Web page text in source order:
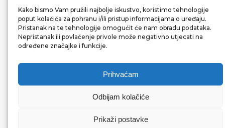
Kako bismo Vam pružili najbolje iskustvo, koristimo tehnologije
poput kolačića za pohranu i/ili pristup informacijama o uređaju.
Pristanak na te tehnologije omogućit će nam obradu podataka.
Nepristanak ili povlačenje privole može negativno utjecati na
određene značajke i funkcije.
Prihvaćam
Odbijam kolačiće
Prikaži postavke
REPUBLIKA HRVATSKA
© 2022 Međimurska županija. Sva prava pridržana.